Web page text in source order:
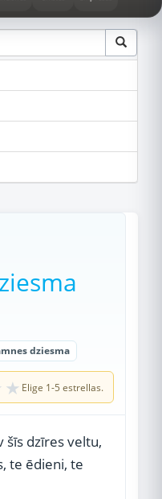
dziesma
★ Elige 1-5 estrellas.
šīs dzīres veltu,
te ēdieni, te